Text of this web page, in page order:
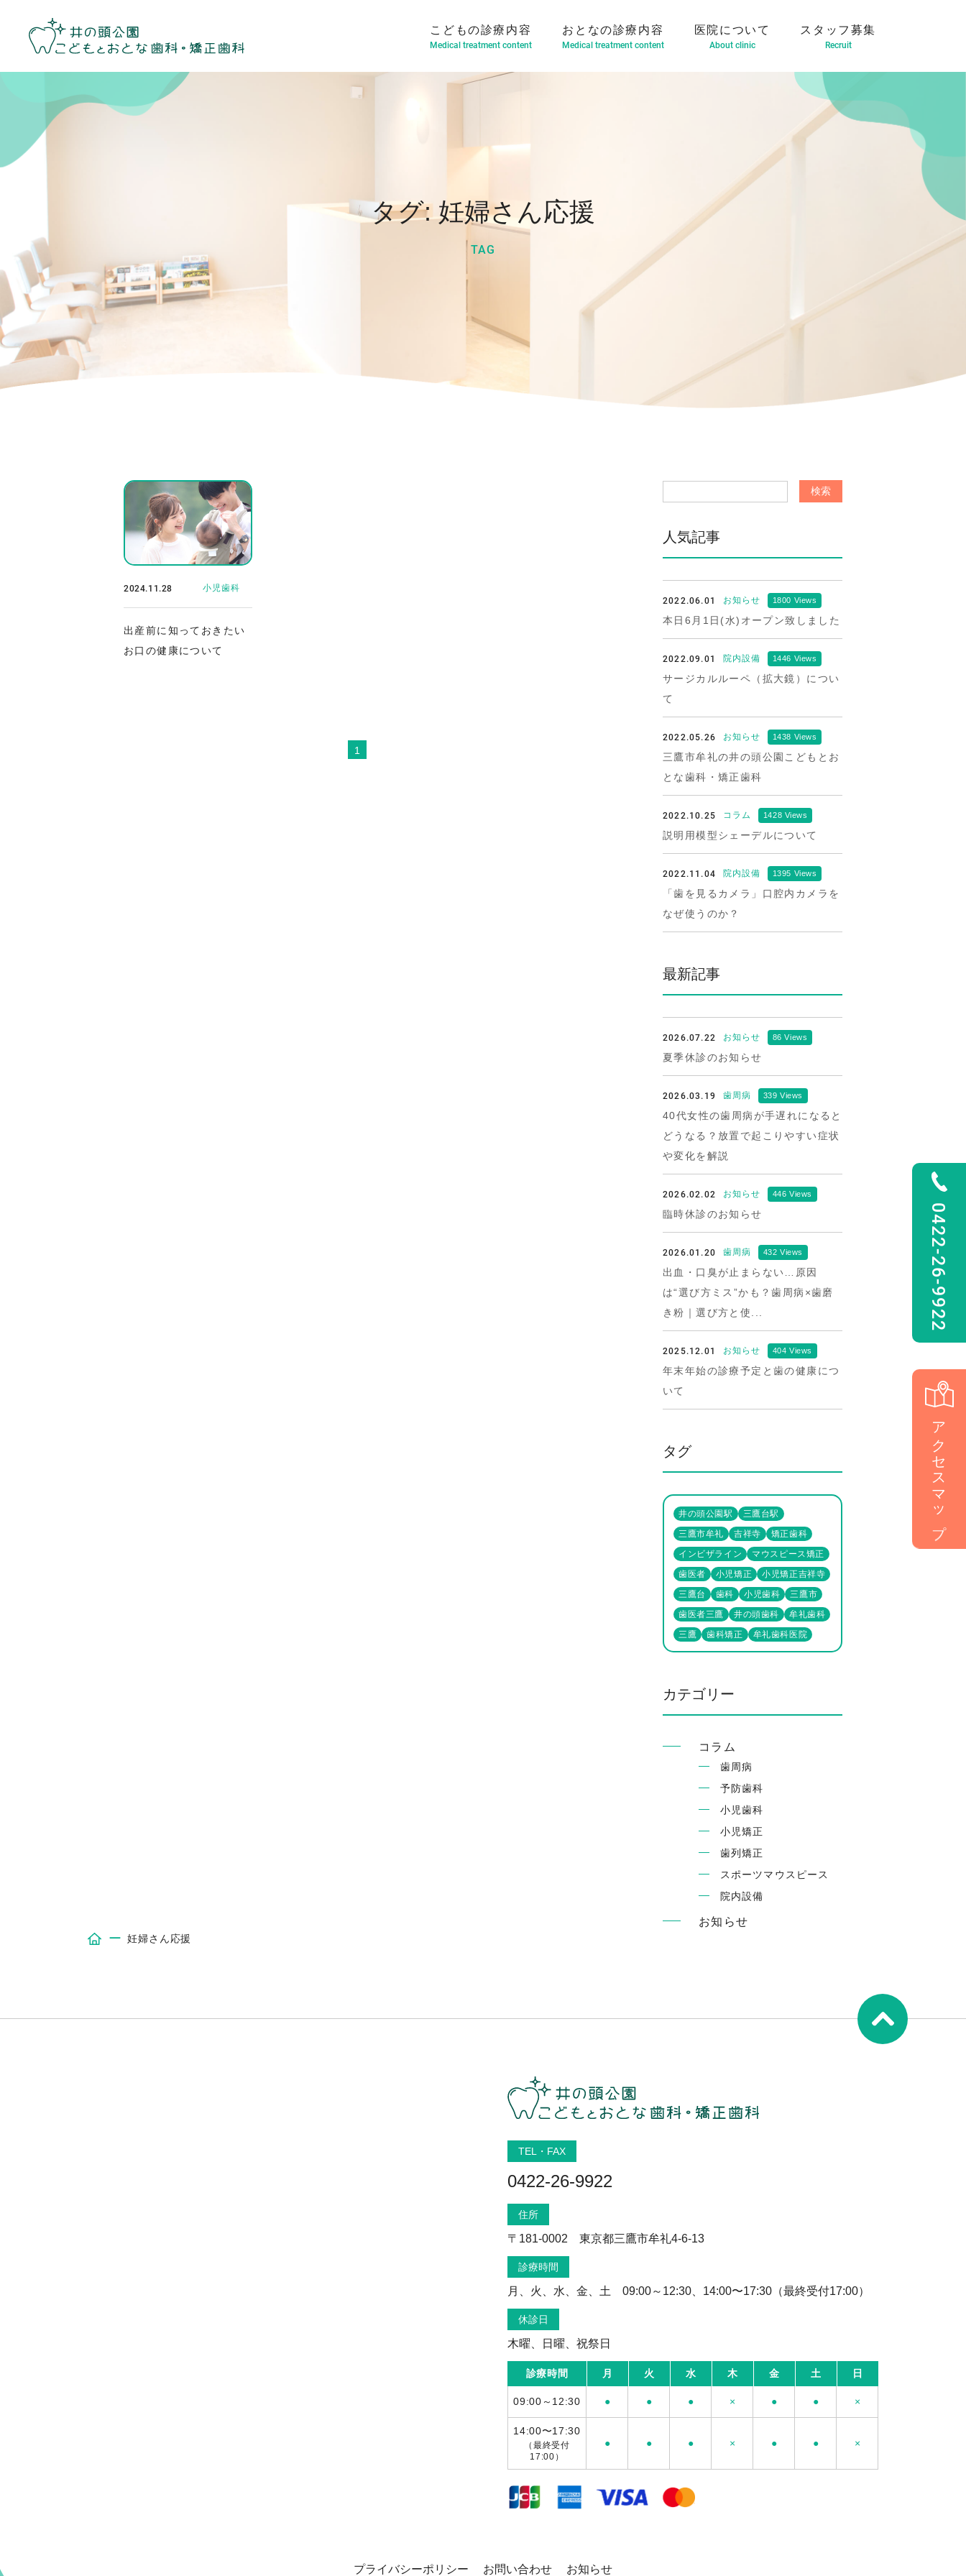
こどもの診療内容
Medical treatment content
おとなの診療内容
Medical treatment content
マウスピース型矯正装置（インビザライン）
医院について
About clinic
スタッフ募集
Recruit
0422-26-9922
アクセスマップ
タグ:妊婦さん応援
TAG
2024.11.28 小児歯科
出産前に知っておきたい
お口の健康について
1
人気記事
2022.06.01 お知らせ 1800 Views
本日6月1日(水)オープン致しました
2022.09.01 院内設備 1446 Views
サージカルルーペ（拡大鏡）につい
て
2022.05.26 お知らせ 1438 Views
三鷹市牟礼の井の頭公園こどもとお
とな歯科・矯正歯科
2022.10.25 コラム 1428 Views
説明用模型シェーデルについて
2022.11.04 院内設備 1395 Views
「歯を見るカメラ」口腔内カメラを
なぜ使うのか？
最新記事
2026.07.22 お知らせ 86 Views
夏季休診のお知らせ
2026.03.19 歯周病 339 Views
40代女性の歯周病が手遅れになると
どうなる？放置で起こりやすい症状
や変化を解説
2026.02.02 お知らせ 446 Views
臨時休診のお知らせ
2026.01.20 歯周病 432 Views
出血・口臭が止まらない…原因
は“選び方ミス”かも？歯周病×歯磨
き粉｜選び方と使...
2025.12.01 お知らせ 404 Views
年末年始の診療予定と歯の健康につ
いて
タグ
井の頭公園駅
三鷹台駅
三鷹市牟礼
吉祥寺
矯正歯科
インビザライン
マウスピース矯正
歯医者
小児矯正
小児矯正吉祥寺
三鷹台
歯科 小児歯科
三鷹市
歯医者三鷹
井の頭歯科
牟礼歯科
三鷹
歯科矯正 牟礼歯科医院
カテゴリー
コラム
歯周病
予防歯科
小児歯科
小児矯正
歯列矯正
スポーツマウスピース
院内設備
お知らせ
ー 妊婦さん応援
TEL・FAX
0422-26-9922
住所
〒181-0002 東京都三鷹市牟礼4-6-13
診療時間
月、火、水、金、土 09:00～12:30、14:00〜17:30（最終受付17:00）
休診日
木曜、日曜、祝祭日
診療時間 月 火 水 木 金 土 日
09:00～12:30 ● ● ● × ● ● ×
14:00〜17:30
（最終受付
17:00）
● ● ● × ● ● ×
プライバシーポリシー お問い合わせ お知らせ